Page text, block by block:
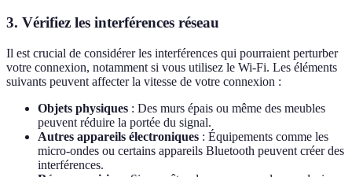
3. Vérifiez les interférences réseau
Il est crucial de considérer les interférences qui pourraient perturber
votre connexion, notamment si vous utilisez le Wi-Fi. Les éléments
suivants peuvent affecter la vitesse de votre connexion :
Objets physiques : Des murs épais ou même des meubles
peuvent réduire la portée du signal.
Autres appareils électroniques : Équipements comme les
micro-ondes ou certains appareils Bluetooth peuvent créer des
interférences.